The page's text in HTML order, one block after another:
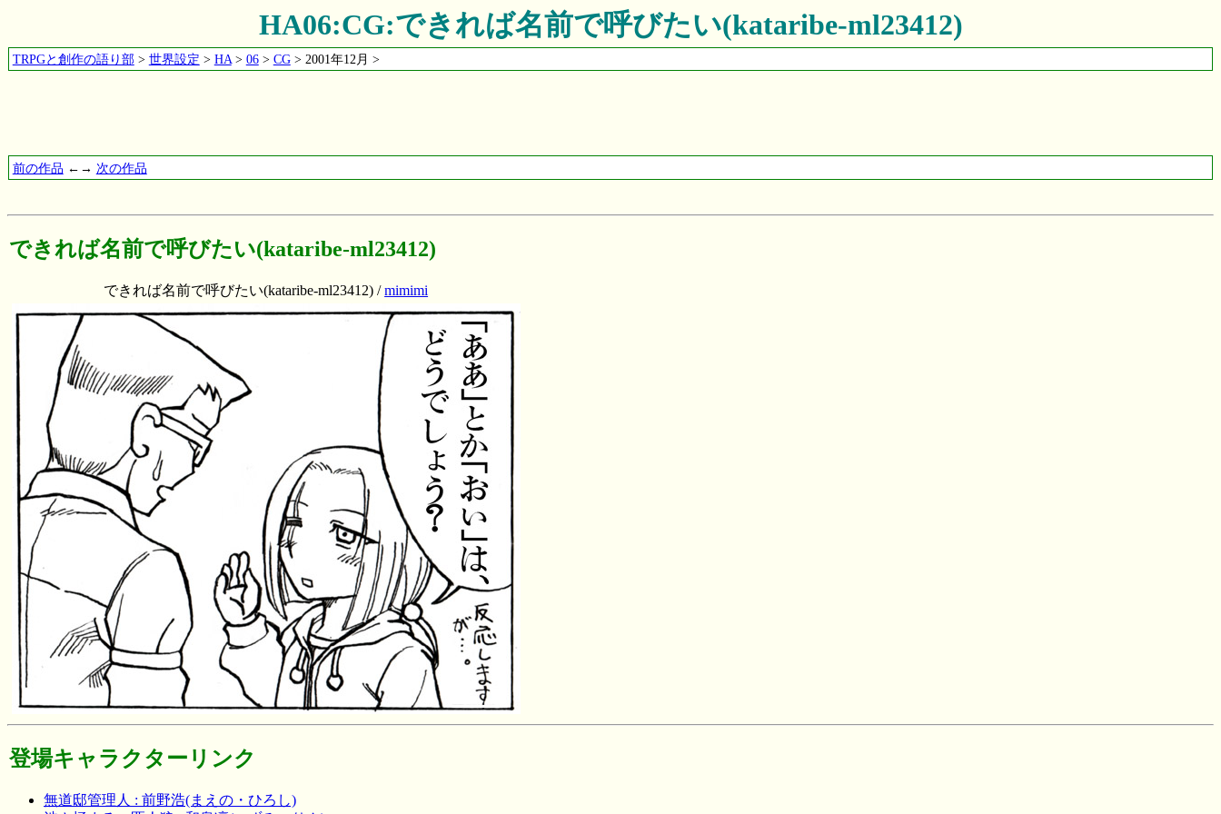
HA06:CG:できれば名前で呼びたい(kataribe-ml23412)
TRPGと創作の語り部> 世界設定 > HA> 06> CG> 2001年12月 >
前の作品 ←→ 次の作品
できれば名前で呼びたい(kataribe-ml23412)
できれば名前で呼びたい(kataribe-ml23412) /mimimi
登場キャラクターリンク
無道邸管理人 : 前野浩(まえの・ひろし)